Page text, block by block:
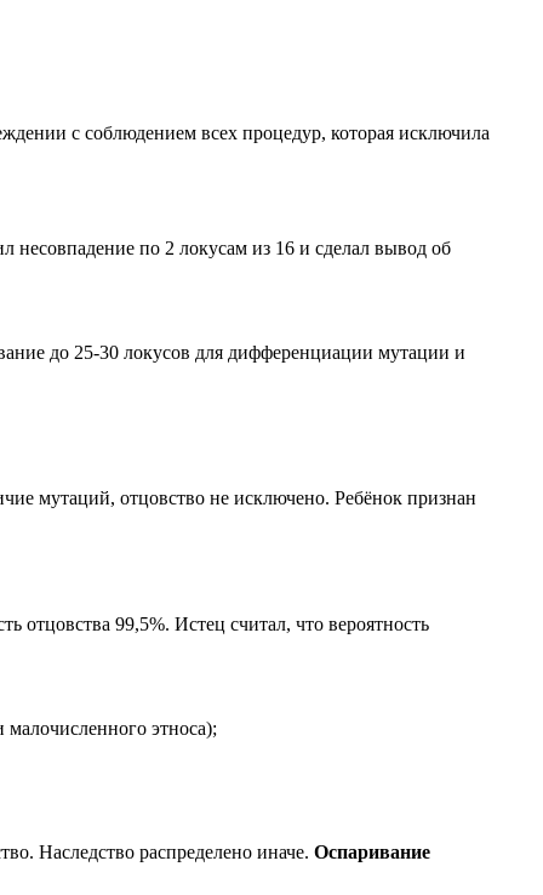
с соблюдением всех процедур, которая исключила
несовпадение по 2 локусам из 16 и сделал вывод об
до 25-30 локусов для дифференциации мутации и
мутаций, отцовство не исключено. Ребёнок признан
отцовства 99,5%. Истец считал, что вероятность
этноса);
Наследство распределено иначе. Оспаривание